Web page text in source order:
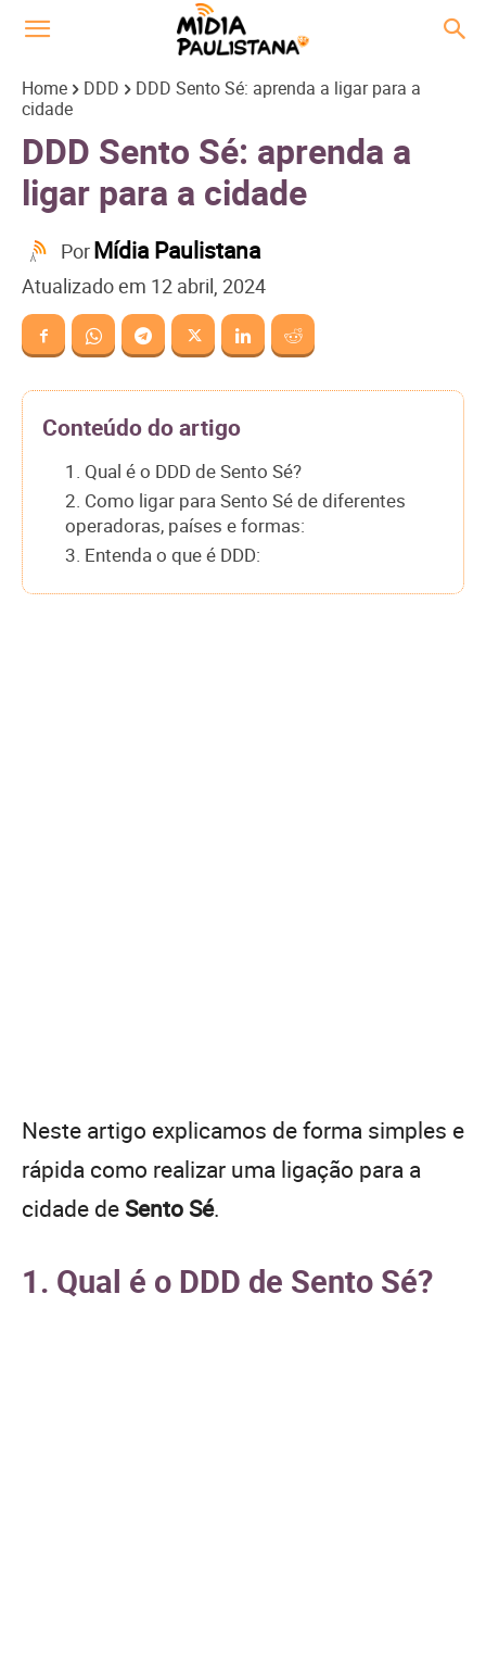
Home DDD
DDD Sento Sé: aprenda a ligar para a
cidade
DDD Sento Sé: aprenda a
ligar para a cidade
PorMídia Paulistana
Atualizado em 12 abril, 2024
Conteúdo do artigo
1. Qual é o DDD de Sento Sé?
2. Como ligar para Sento Sé de diferentes
operadoras, países e formas:
3. Entenda o que é DDD:
Neste artigo explicamos de forma simples e
rápida como realizar uma ligação para a
cidade de Sento Sé.
1. Qual é o DDD de Sento Sé?